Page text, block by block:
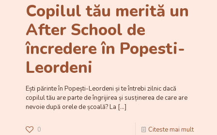
Copilul tău merită un
After School de
încredere în Popesti-
Leordeni
Ești părinte în Popești-Leordeni și te întrebi zilnic dacă
copilul tău are parte de îngrijirea și susținerea de care are
nevoie după orele de școală? La […]
0 Citeste mai mult